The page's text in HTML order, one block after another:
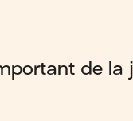
de la